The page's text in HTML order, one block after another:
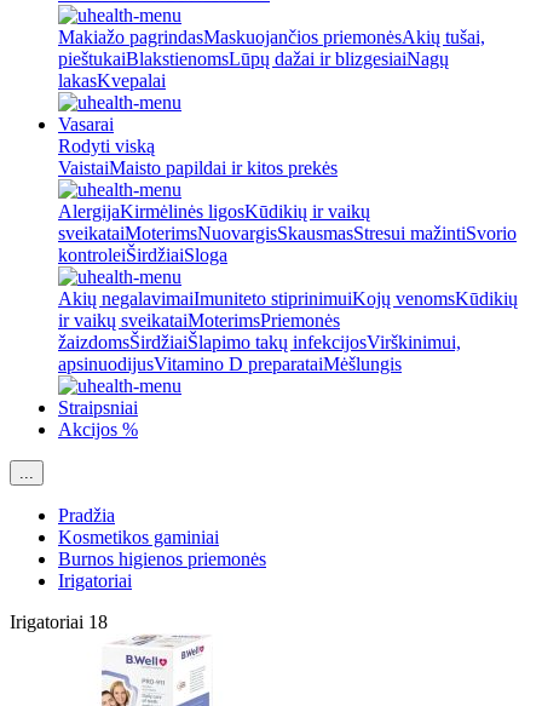
Makiažo pagrindasMaskuojančios priemonėsAkių tušai,
pieštukaiBlakstienomsLūpų dažai ir blizgesiaiNagų
lakasKvepalai
Vasarai
Rodyti viską
VaistaiMaisto papildai ir kitos prekės
AlergijaKirmėlinės ligosKūdikių ir vaikų
sveikataiMoterimsNuovargisSkausmasStresui mažintiSvorio
kontroleiŠirdžiaiSloga
Akių negalavimaiImuniteto stiprinimuiKojų venomsKūdikių
ir vaikų sveikataiMoterimsPriemonės
žaizdomsŠirdžiaiŠlapimo takų infekcijosVirškinimui,
apsinuodijusVitamino D preparataiMėšlungis
Straipsniai
Akcijos %
...
Pradžia
Kosmetikos gaminiai
Burnos higienos priemonės
Irigatoriai
Irigatoriai 18